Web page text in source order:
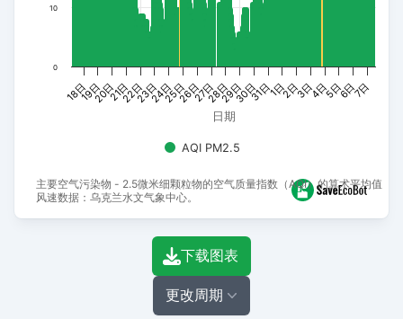
主要空气污染物 - 2.5微米细颗粒物的空气质量指数（AQI）的算术平均值
风速数据：乌克兰水文气象中心。
日期
AQI PM2.5
18日20日22日24日26日28日30日 1日 3日 5日 7日
19日 21日23日25日27日29日 31日 2日 4日 6日
0
10
End of interactive chart.
下载图表
更改周期